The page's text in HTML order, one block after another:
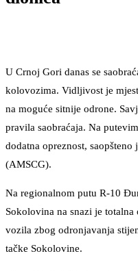
U Crnoj Gori danas se
kolovozima. Vidljivost je
na moguće sitnije odrone.
pravila saobraćaja. Na
dodatna opreznost,
(AMSCG).
Na regionalnom putu R-10
Sokolovina na snazi je totalna
vozila zbog odronjavanja
tačke Sokolovine.